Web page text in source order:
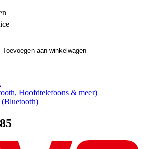
Toevoegen aan winkelwagen
Hoofdtelefoons & meer)